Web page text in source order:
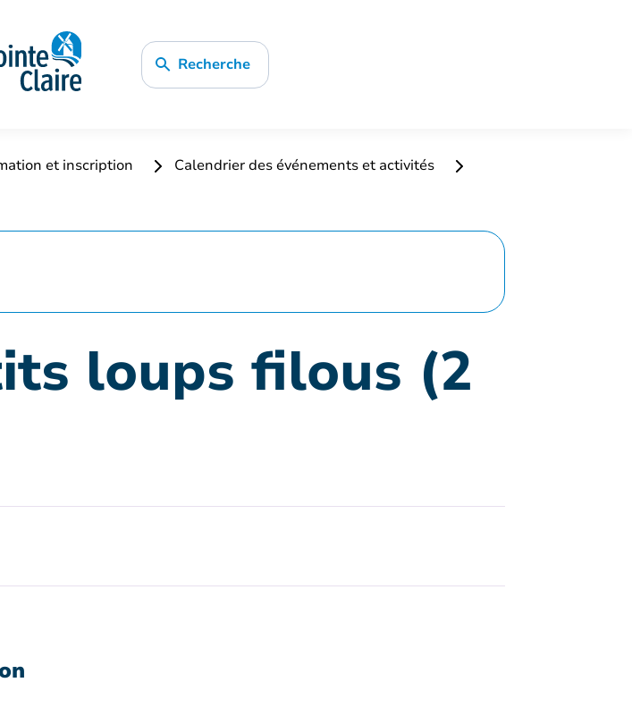
Recherche
et inscription
Calendrier des événements et activités
loups filous (2